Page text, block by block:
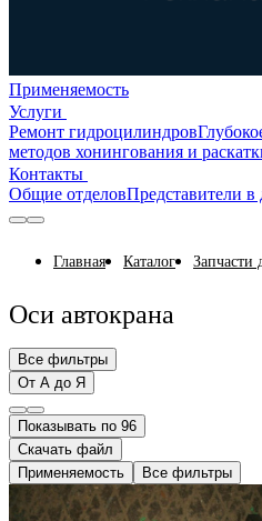
Применяемость
Услуги
Ремонт гидроцилиндров
методов хонингования и
Контакты
Общие отделовПредставители в
Главная Каталог
Оси автокрана
Все фильтры
От А до Я
Показывать по 96
Скачать файл
Применяемость
Все фильтры